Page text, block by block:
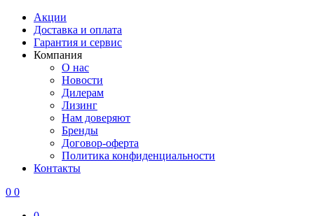
Акции
Доставка и оплата
Гарантия и сервис
Компания
О нас
Новости
Дилерам
Лизинг
Нам доверяют
Бренды
Договор-оферта
Политика конфиденциальности
Контакты
0 0